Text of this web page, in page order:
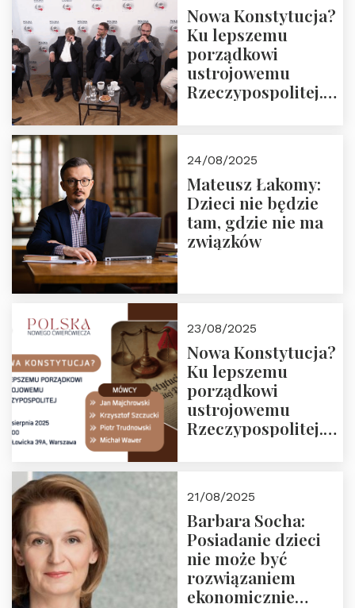
Nowa Konstytucja?
Ku lepszemu
porządkowi
ustrojowemu
Rzeczypospolitej.
24/08/2025
Mateusz Łakomy:
Dzieci nie będzie
tam, gdzie nie ma
związków
23/08/2025
Nowa Konstytucja?
Ku lepszemu
porządkowi
ustrojowemu
Rzeczypospolitej.
Nowego
Ćwierćwiecza”
21/08/2025
Barbara Socha:
Posiadanie dzieci
nie może być
rozwiązaniem
ekonomicznie